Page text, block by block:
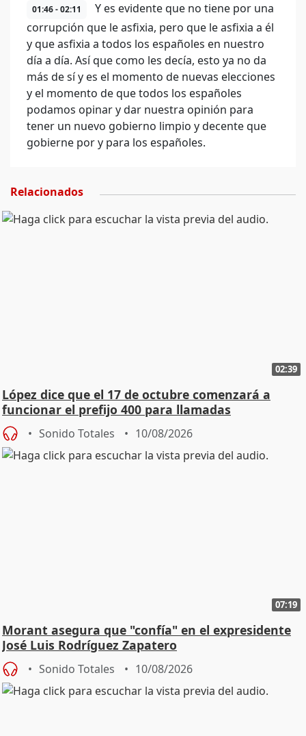
01:46 - 02:11
Y es evidente que no tiene por una
corrupción que le asfixia, pero que le asfixia a él
y que asfixia a todos los españoles en nuestro
día a día. Así que como les decía, esto ya no da
más de sí y es el momento de nuevas elecciones
y el momento de que todos los españoles
podamos opinar y dar nuestra opinión para
tener un nuevo gobierno limpio y decente que
gobierne por y para los españoles.
Relacionados
02:39
López dice que el 17 de octubre comenzará a
funcionar el prefijo 400 para llamadas
comerciales
Sonido Totales 10/08/2026
07:19
Morant asegura que "confía" en el expresidente
José Luis Rodríguez Zapatero
Sonido Totales 10/08/2026